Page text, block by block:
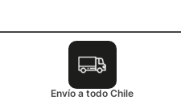
Envío a todo Chile